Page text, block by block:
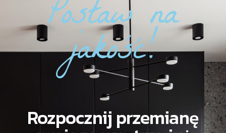
Postaw na
jakość!
Rozpocznij przemianę